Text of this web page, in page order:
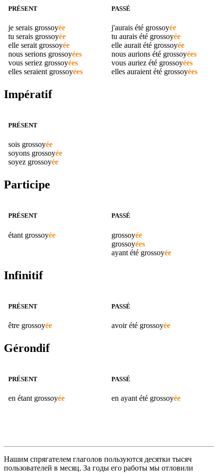
PRÉSENT
je serais grossoyée
tu serais grossoyée
elle serait grossoyée
nous serions grossoyées
vous seriez grossoyées
elles seraient grossoyées
PASSÉ
j'aurais été grossoyée
tu aurais été grossoyée
elle aurait été grossoyée
nous aurions été grossoyées
vous auriez été grossoyées
elles auraient été grossoyées
Impératif
PRÉSENT
sois grossoyée
soyons grossoyée
soyez grossoyée
Participe
PRÉSENT
étant grossoyée
PASSÉ
grossoyée
grossoyées
ayant été grossoyée
Infinitif
PRÉSENT
être grossoyée
PASSÉ
avoir été grossoyée
Gérondif
PRÉSENT
en étant grossoyée
PASSÉ
en ayant été grossoyée
Нашим спрягателем глаголов пользуются десятки тысяч
пользователей в месяц. За годы его работы мы отловили